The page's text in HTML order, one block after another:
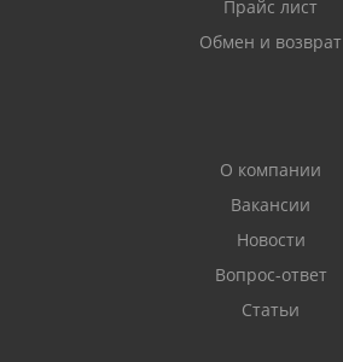
Прайс лист
Обмен и возврат
О компании
Вакансии
Новости
Вопрос-ответ
Статьи